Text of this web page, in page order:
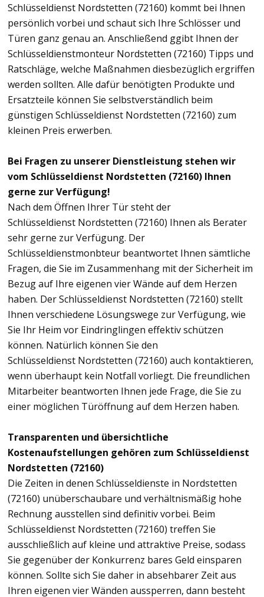
Schlüsseldienst Nordstetten (72160) kommt bei Ihnen
persönlich vorbei und schaut sich Ihre Schlösser und
Türen ganz genau an. Anschließend ggibt Ihnen der
Schlüsseldienstmonteur Nordstetten (72160) Tipps und
Ratschläge, welche Maßnahmen diesbezüglich ergriffen
werden sollten. Alle dafür benötigten Produkte und
Ersatzteile können Sie selbstverständlich beim
günstigen Schlüsseldienst Nordstetten (72160) zum
kleinen Preis erwerben.
Bei Fragen zu unserer Dienstleistung stehen wir
vom Schlüsseldienst Nordstetten (72160) Ihnen
gerne zur Verfügung!
Nach dem Öffnen Ihrer Tür steht der
Schlüsseldienst Nordstetten (72160) Ihnen als Berater
sehr gerne zur Verfügung. Der
Schlüsseldienstmonbteur beantwortet Ihnen sämtliche
Fragen, die Sie im Zusammenhang mit der Sicherheit im
Bezug auf Ihre eigenen vier Wände auf dem Herzen
haben. Der Schlüsseldienst Nordstetten (72160) stellt
Ihnen verschiedene Lösungswege zur Verfügung, wie
Sie Ihr Heim vor Eindringlingen effektiv schützen
können. Natürlich können Sie den
Schlüsseldienst Nordstetten (72160) auch kontaktieren,
wenn überhaupt kein Notfall vorliegt. Die freundlichen
Mitarbeiter beantworten Ihnen jede Frage, die Sie zu
einer möglichen Türöffnung auf dem Herzen haben.
Transparenten und übersichtliche
Kostenaufstellungen gehören zum Schlüsseldienst
Nordstetten (72160)
Die Zeiten in denen Schlüsseldienste in Nordstetten
(72160) unüberschaubare und verhältnismäßig hohe
Rechnung ausstellen sind definitiv vorbei. Beim
Schlüsseldienst Nordstetten (72160) treffen Sie
ausschließlich auf kleine und attraktive Preise, sodass
Sie gegenüber der Konkurrenz bares Geld einsparen
können. Sollte sich Sie daher in absehbarer Zeit aus
Ihren eigenen vier Wänden aussperren, dann besteht